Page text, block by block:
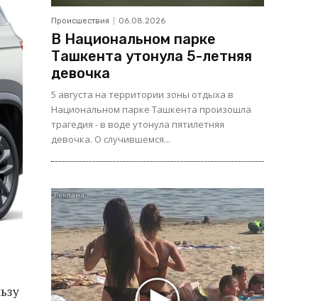
Происшествия 06.08.2026
В Национальном парке
Ташкента утонула 5-летняя
девочка
5 августа на территории зоны отдыха в
Национальном парке Ташкента произошла
трагедия - в воде утонула пятилетняя
девочка. О случившемся...